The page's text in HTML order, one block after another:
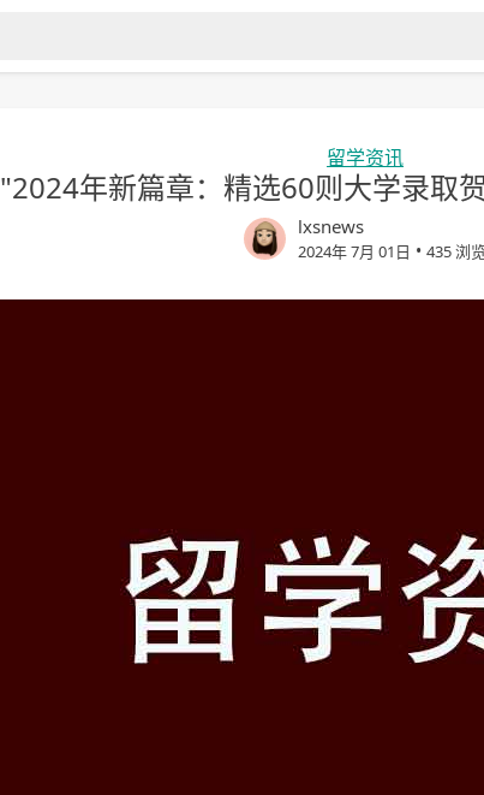
留学资讯
"2024年新篇章：精选60则大学录取
lxsnews
2024年 7月 01日 • 435 浏